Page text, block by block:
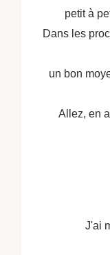
petit à
Dans les
un bon
Allez, en
J'ai